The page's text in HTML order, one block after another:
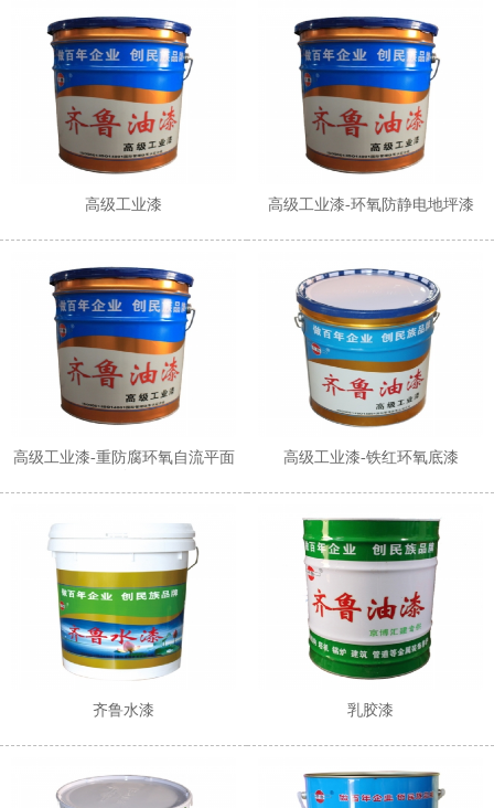
高级工业漆 高级工业漆-环氧防静电地坪漆
高级工业漆-重防腐环氧自流平面
高级工业漆-铁红环氧底漆
齐鲁水漆 乳胶漆